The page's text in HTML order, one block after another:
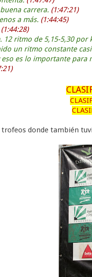
carrera. (1:47:21)
a más. (1:44:45)
(1:44:28)
12 ritmo de 5,15-5,30 por
un ritmo constante
es lo importante para
trofeos donde también